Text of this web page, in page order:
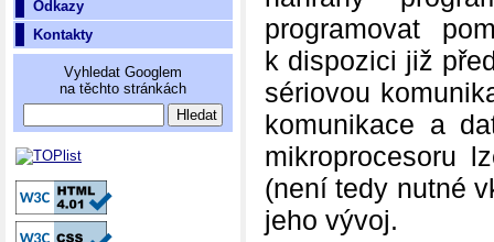
Odkazy
Kontakty
Vyhledat Googlem
na těchto stránkách
programovat
k dispozici již
sériovou
komunikace a
mikroprocesoru
(není tedy nutné
jeho vývoj.